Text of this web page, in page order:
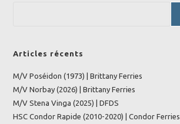
Articles récents
M/V Poséidon (1973) | Brittany Ferries
M/V Norbay (2026) | Brittany Ferries
M/V Stena Vinga (2025) | DFDS
HSC Condor Rapide (2010-2020) | Condor Ferries